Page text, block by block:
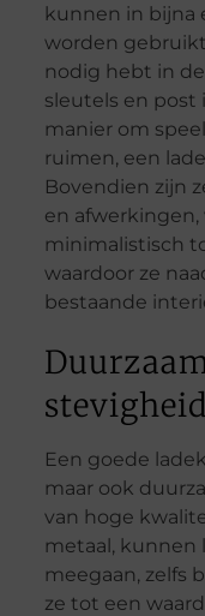
kunnen in bijna
worden
nodig hebt in
sleutels en post
manier om
ruimen, een
Bovendien zijn
en
minimalistisch
waardoor ze
bestaande
stevigheid
Een goede
maar ook
van hoge
metaal, kunnen
meegaan, zelfs
ze tot een